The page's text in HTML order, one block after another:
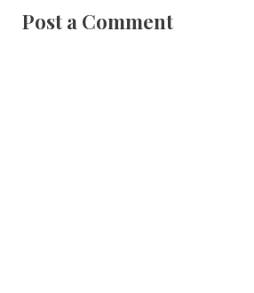
Post a Comment